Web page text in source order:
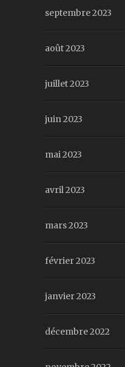
septembre 2023
août 2023
juillet 2023
juin 2023
mai 2023
avril 2023
mars 2023
février 2023
janvier 2023
décembre 2022